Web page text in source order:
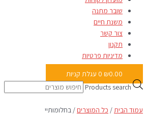
שובר מתנה
משנת חיים
צור קשר
תקנון
מדיניות פרטיות
₪0.00
0 עגלת קניות
Products search
עמוד הבית/ כל המוצרים / בחלומותיי